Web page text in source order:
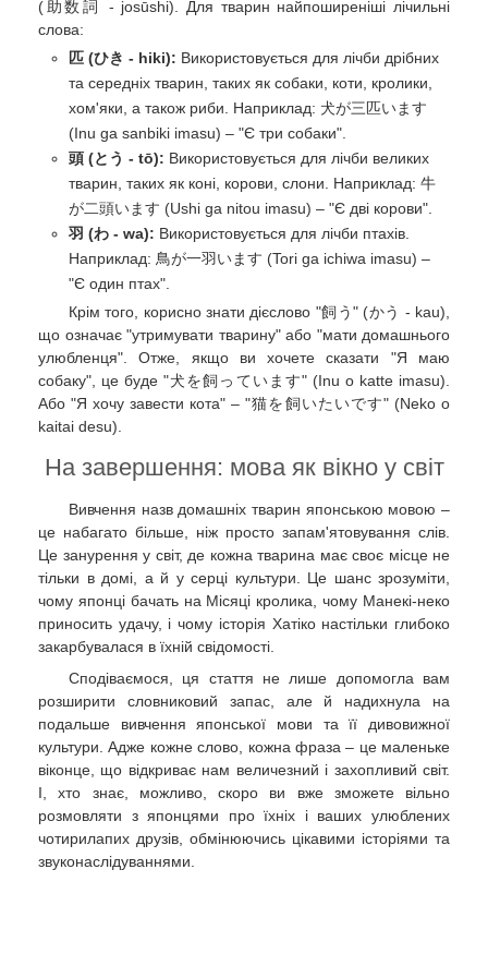
(助数詞 - josūshi). Для тварин найпоширеніші лічильні
слова:
匹 (ひき - hiki): Використовується для лічби дрібних
та середніх тварин, таких як собаки, коти, кролики,
хом'яки, а також риби. Наприклад: 犬が三匹います
(Inu ga sanbiki imasu) – "Є три собаки".
頭 (とう - tō): Використовується для лічби великих
тварин, таких як коні, корови, слони. Наприклад: 牛
が二頭います (Ushi ga nitou imasu) – "Є дві корови".
羽 (わ - wa): Використовується для лічби птахів.
Наприклад: 鳥が一羽います (Tori ga ichiwa imasu) –
"Є один птах".
Крім того, корисно знати дієслово "飼う" (かう - kau),
що означає "утримувати тварину" або "мати домашнього
улюбленця". Отже, якщо ви хочете сказати "Я маю
собаку", це буде "犬を飼っています" (Inu o katte imasu).
Або "Я хочу завести кота" – "猫を飼いたいです" (Neko o
kaitai desu).
На завершення: мова як вікно у світ
Вивчення назв домашніх тварин японською мовою –
це набагато більше, ніж просто запам'ятовування слів.
Це занурення у світ, де кожна тварина має своє місце не
тільки в домі, а й у серці культури. Це шанс зрозуміти,
чому японці бачать на Місяці кролика, чому Манекі-неко
приносить удачу, і чому історія Хатіко настільки глибоко
закарбувалася в їхній свідомості.
Сподіваємося, ця стаття не лише допомогла вам
розширити словниковий запас, але й надихнула на
подальше вивчення японської мови та її дивовижної
культури. Адже кожне слово, кожна фраза – це маленьке
віконце, що відкриває нам величезний і захопливий світ.
І, хто знає, можливо, скоро ви вже зможете вільно
розмовляти з японцями про їхніх і ваших улюблених
чотирилапих друзів, обмінюючись цікавими історіями та
звуконаслідуваннями.